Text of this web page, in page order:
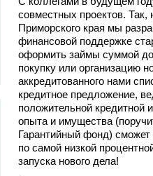
совместных проектов.
Приморского края мы
финансовой поддержке
оформить займы суммой до
покупку или организацию
аккредитованного нами
кредитное предложение,
положительной кредитной
опыта и имущества
Гарантийный фонд)
по самой низкой
запуска нового дела!